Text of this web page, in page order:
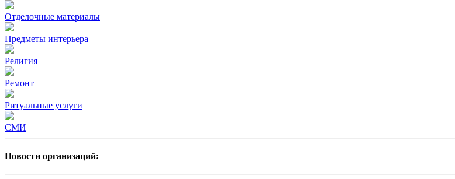
Отделочные материалы
Предметы интерьера
Религия
Ремонт
Ритуальные услуги
СМИ
Новости организаций: